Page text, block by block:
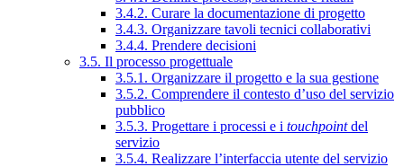
3.4.2. Curare la documentazione di progetto
3.4.3. Organizzare tavoli tecnici collaborativi
3.4.4. Prendere decisioni
3.5. Il processo progettuale
3.5.1. Organizzare il progetto e la sua gestione
3.5.2. Comprendere il contesto d’uso del servizio
pubblico
3.5.3. Progettare i processi e i touchpointdel
servizio
3.5.4. Realizzare l’interfaccia utente del servizio